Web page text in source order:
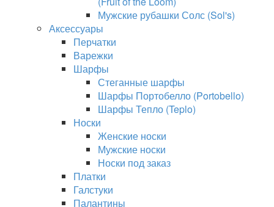
Мужские рубашки Солс (Sol's)
Аксессуары
Перчатки
Варежки
Шарфы
Стеганные шарфы
Шарфы Портобелло (Portobello)
Шарфы Тепло (Teplo)
Носки
Женские носки
Мужские носки
Носки под заказ
Платки
Галстуки
Палантины